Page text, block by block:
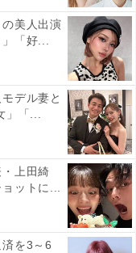
の美人出演
「好...
デル妻と
」「...
・上田綺
ットに...
を3～6